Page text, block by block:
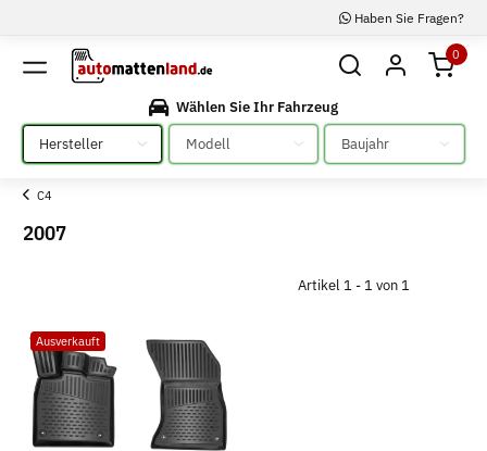
Haben Sie Fragen?
0
Wählen Sie Ihr Fahrzeug
Bitte auswählen
Bitte auswählen Bitte auswählen
C4
2007
Artikel 1 - 1 von 1
Ausverkauft